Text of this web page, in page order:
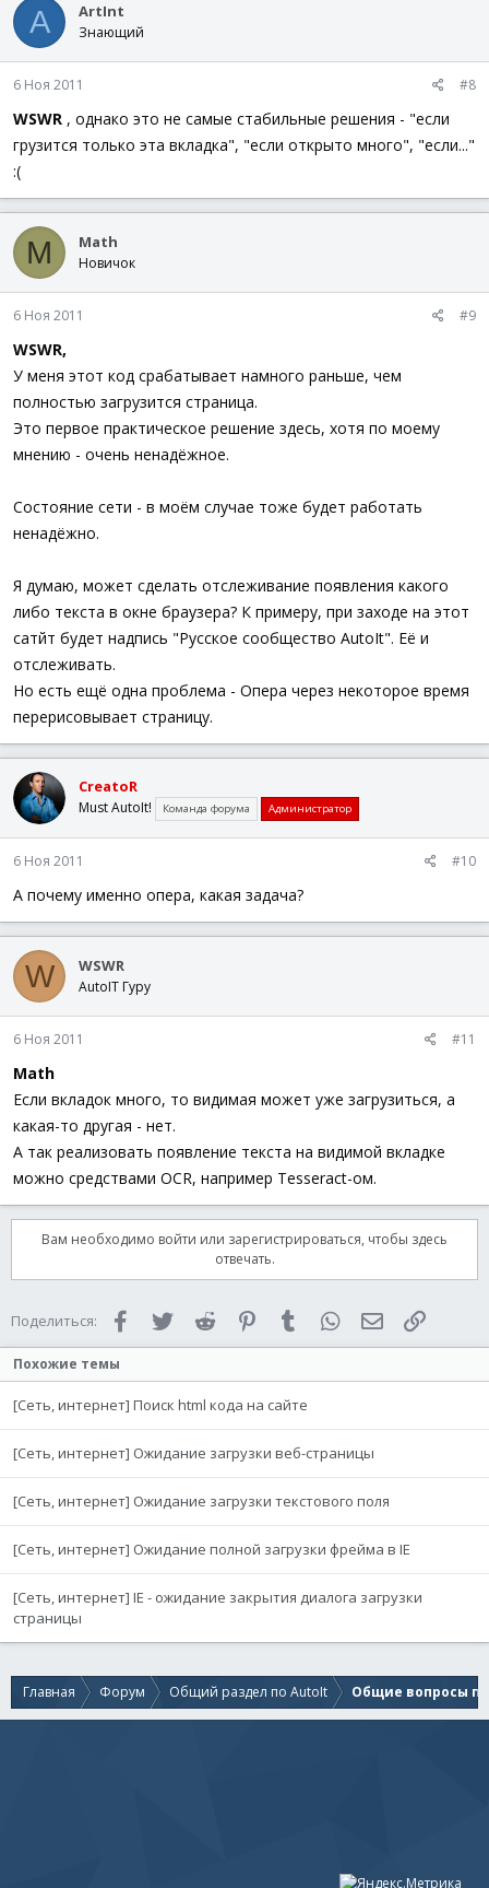
$zagruzka=Round(($Time1 - $Prev1) / ($Time2 -
$Prev2 = $Time2
$PID = $ID
EndIf
$Prev2
$PID
A ArtInt
Знающий
6 Ноя 2011 #8
WSWR , однако это не самые стабильные решения - "если
грузится только эта вкладка", "если открыто много", "если..."
:(
M Math
Новичок
6 Ноя 2011 #9
WSWR,
У меня этот код срабатывает намного раньше, чем
полностью загрузится страница.
Это первое практическое решение здесь, хотя по моему
мнению - очень ненадёжное.
Состояние сети - в моём случае тоже будет работать
ненадёжно.
Я думаю, может сделать отслеживание появления какого
либо текста в окне браузера? К примеру, при заходе на этот
сатйт будет надпись "Русское сообщество AutoIt". Её и
отслеживать.
Но есть ещё одна проблема - Опера через некоторое время
перерисовывает страницу.
CreatoR
Must AutoIt! Команда форума Администратор
6 Ноя 2011 #10
А почему именно опера, какая задача?
W WSWR
AutoIT Гуру
6 Ноя 2011 #11
Math
Если вкладок много, то видимая может уже загрузиться, а
какая-то другая - нет.
А так реализовать появление текста на видимой вкладке
можно средствами OCR, например Tesseract-ом.
Вам необходимо войти или зарегистрироваться, чтобы здесь
отвечать.
Поделиться: FacebookTwitter Reddit PinterestTumblr WhatsAppЭлектронная
Похожие темы
[Сеть, интернет] Поиск html кода на сайте
[Сеть, интернет] Ожидание загрузки веб-страницы
[Сеть, интернет] Ожидание загрузки текстового поля
[Сеть, интернет] Ожидание полной загрузки фрейма в IE
[Сеть, интернет] IE - ожидание закрытия диалога загрузки
страницы
Главная Форум Общий раздел по AutoIt Общие вопросы